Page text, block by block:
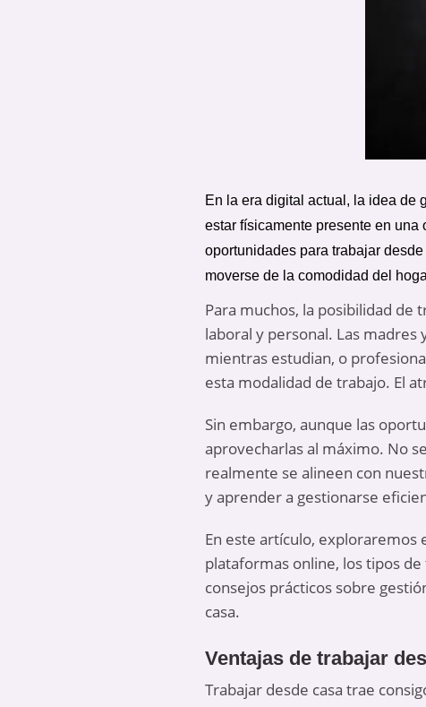
En la era digital actual, la idea de
estar físicamente presente en
oportunidades para trabajar
moverse de la comodidad del
Para muchos, la posibilidad de
laboral y personal. Las madres
mientras estudian, o
esta modalidad de trabajo. El
Sin embargo, aunque las
aprovecharlas al máximo. No
realmente se alineen con
y aprender a gestionarse
En este artículo, exploraremos
plataformas online, los tipos
consejos prácticos sobre
casa.
Ventajas de trabajar
Trabajar desde casa trae